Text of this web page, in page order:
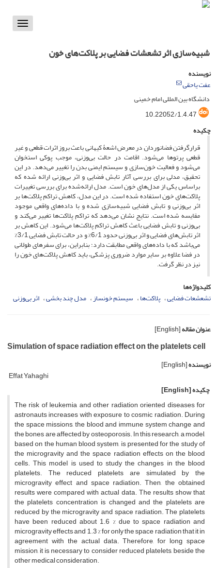
Toggle
شبیه‌سازی اثر تشعشات فضایی بر پلاکت‌های خون
نویسنده
عفت یاحقی
دانشگاه بین المللی امام خمینی
10.22052/1.4.47
چکیده
قرار‌گرفتن فضانوردان در معرض اشعۀ کیهانی باعث بروز اثرات قطعی و غیر
قطعی پرتوها می‌شود. اقامت در حالت بی‌وزنی، موجب پوکی استخوان
می‌شود و فعالیت خون‌سازی و سیستم ایمنی بدن را تغییر می‌دهد‌. در این
تحقیق، مدلی برای بررسی آثار تابش فضایی و اثر بی‌وزنی ارائه شده که
براساس یکی از مدل‌های خون است. مدل ارائه‌شده برای بررسی تغییرات
پلاکت‌های خون استفاده شده است. در این مدل، کاهش تراکم پلاکت‌ها بر
اثر بی‌وزنی و تابش فضایی شبیه‌سازی شده و با داده‌های واقعی موجود
مقایسه شده است. نتایج نشان می‌دهد که تراکم پلاکت‌ها تغییر می‌کند و
بی‌وزنی و تابش فضایی باعث کاهش تراکم پلاکت‌ها می‌شود. این کاهش بر
اثر تابش‌های فضایی و اثر بی‌وزنی حدود 6/1% و در حالت تابش فضایی 3/1%
می‌باشد که با داده‌های واقعی مطابقت دارد؛ بنابراین، برای سفرهای طولانی
در فضا علاوه بر سایر موارد ضروری پزشکی، باید کاهش پلاکت‌های خون را
نیز در نظر گرفت.
کلیدواژه‌ها
تشعشعات فضایی پلاکت‌ها سیستم خونساز مدل چند بخشی اثر بی‌وزنی
عنوان مقاله[English]
Simulation of space radiation effect on the platelets cell
نویسنده[English]
Effat Yahaghi
چکیده[English]
The risk of leukemia and other radiation oriented diseases for
astronauts increases with exposure to cosmic radiation. During
the space missions, the blood and immune system change and
the bones are affected by osteoporosis. In this research, a model,
based on the human blood system, is presented for the study of
the microgravity and the space radiation effects on the blood
cells. This model is used to study the changes in the blood
platelets. The reduced platelets are simulated by the
microgravity effect and space radiation. Then, the obtained
results were compared with actual data. The results show that
the platelets concentration is changed and the platelets are
reduced by the microgravity and space radiation. The platelets
have been reduced about 1.6 % due to space radiation and
microgravity effects and 1.3 % for only the space radiation that it in
agreement with the actual data. Therefore, for long space
mission, it is necessary to consider reduced platelets, beside the
other medical consideration.